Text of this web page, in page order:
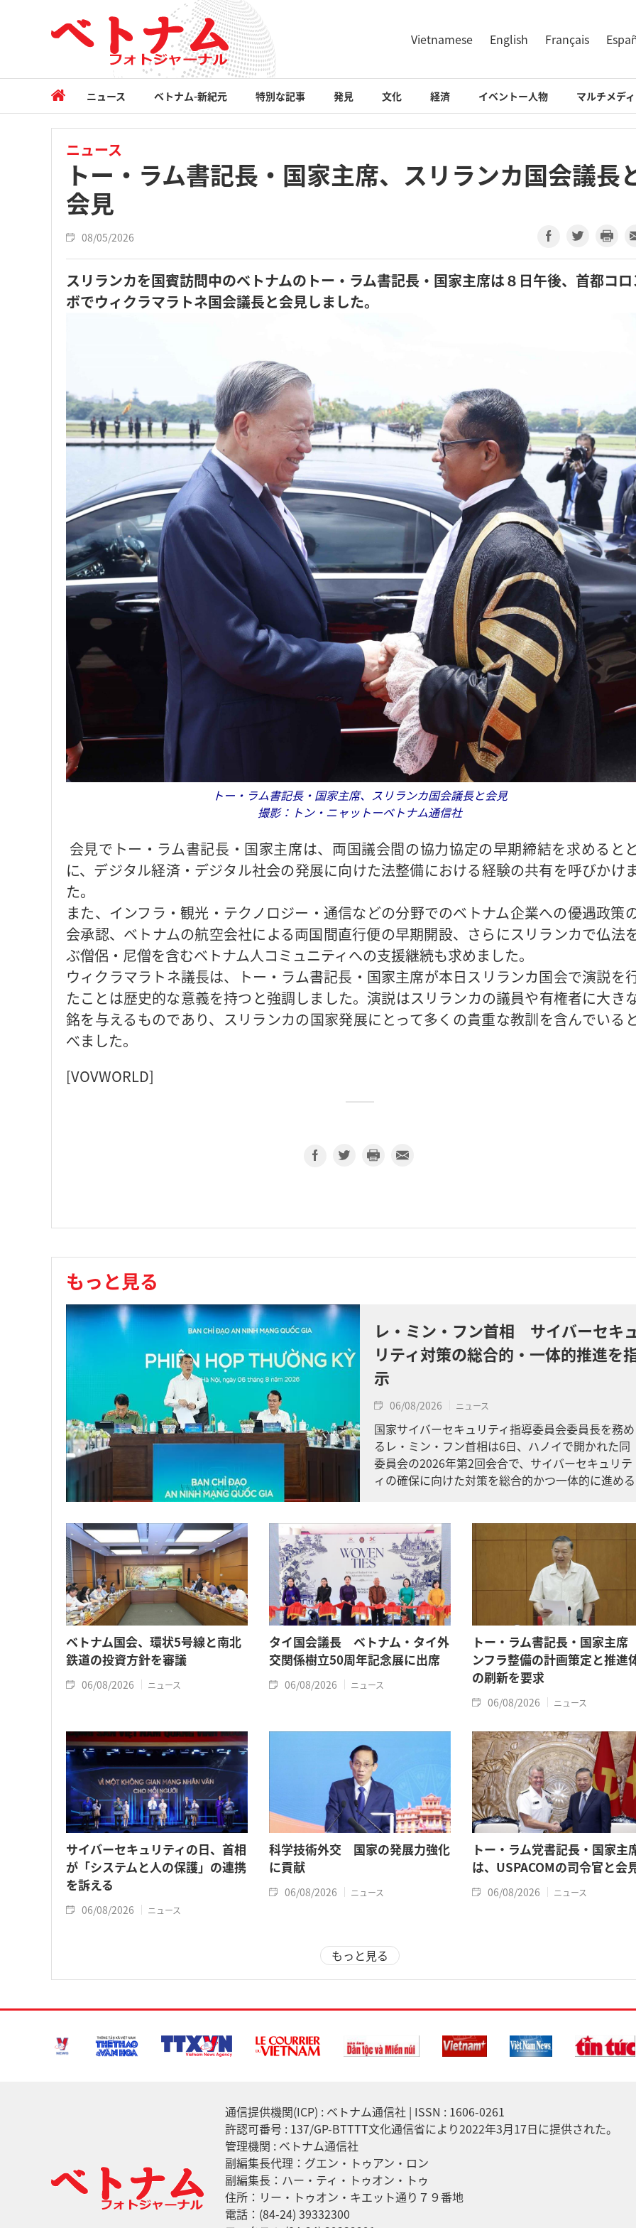
Vietnamese English Français
ニュース ベトナム-新紀元 特別な記事 発見 文化 経済 イベントー人物 マルチメデ
ニュース
トー・ラム書記長・国家主席、スリランカ国会議長
会見
08/05/2026
スリランカを国賓訪問中のベトナムのトー・ラム書記長・国家主席は８日午後、首都コ
ボでウィクラマラトネ国会議長と会見しました。
トー・ラム書記長・国家主席、スリランカ国会議長と会見
撮影：トン・ニャットーベトナム通信社
会見でトー・ラム書記長・国家主席は、両国議会間の協力協定の早期締結を求めると
に、デジタル経済・デジタル社会の発展に向けた法整備における経験の共有を呼びかけ
た。
また、インフラ・観光・テクノロジー・通信などの分野でのベトナム企業への優遇政策
会承認、ベトナムの航空会社による両国間直行便の早期開設、さらにスリランカで仏法
ぶ僧侶・尼僧を含むベトナム人コミュニティへの支援継続も求めました。
ウィクラマラトネ議長は、トー・ラム書記長・国家主席が本日スリランカ国会で演説を
たことは歴史的な意義を持つと強調しました。演説はスリランカの議員や有権者に大き
銘を与えるものであり、スリランカの国家発展にとって多くの貴重な教訓を含んでいる
べました。
[VOVWORLD]
もっと見る
レ・ミン・フン首相 サイバーセキ
リティ対策の総合的・一体的推進を
示
06/08/2026 ニュース
国家サイバーセキュリティ指導委員会委員長を務め
るレ・ミン・フン首相は6日、ハノイで開かれた同
委員会の2026年第2回会合で、サイバーセキュリテ
ィの確保に向けた対策を総合的かつ一体的に進める
ベトナム国会、環状5号線と南北
鉄道の投資方針を審議
06/08/2026 ニュース
タイ国会議長 ベトナム・タイ外
交関係樹立50周年記念展に出席
06/08/2026 ニュース
トー・ラム書記長・国家主
ンフラ整備の計画策定と推進
の刷新を要求
06/08/2026 ニュース
サイバーセキュリティの日、首相
が「システムと人の保護」の連携
を訴える
06/08/2026 ニュース
科学技術外交 国家の発展力強化
に貢献
06/08/2026 ニュース
トー・ラム党書記長・国家主
は、USPACOMの司令官と会
06/08/2026 ニュース
もっと見る
通信提供機関(ICP) : ベトナム通信社 | ISSN : 1606-0261
許認可番号 : 137/GP-BTTTT文化通信省により2022年3月17日に提供された。
管理機関 : ベトナム通信社
副編集長代理：グエン・トゥアン・ロン
副編集長：ハー・ティ・トゥオン・トゥ
住所：リー・トゥオン・キエット通り７９番地
電話：(84-24) 39332300